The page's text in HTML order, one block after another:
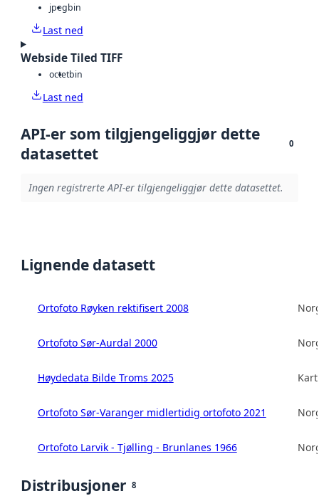
jpegbin
Last ned
Webside Tiled TIFF
octetbin
Last ned
API-er som tilgjengeliggjør dette
datasettet
0
Ingen registrerte API-er tilgjengeliggjør dette datasettet.
Lignende datasett
Ortofoto Røyken rektifisert 2008
Ortofoto Sør-Aurdal 2000
Høydedata Bilde Troms 2025
Ortofoto Sør-Varanger midlertidig ortofoto 2021
Ortofoto Larvik - Tjølling - Brunlanes 1966
Distribusjoner 8